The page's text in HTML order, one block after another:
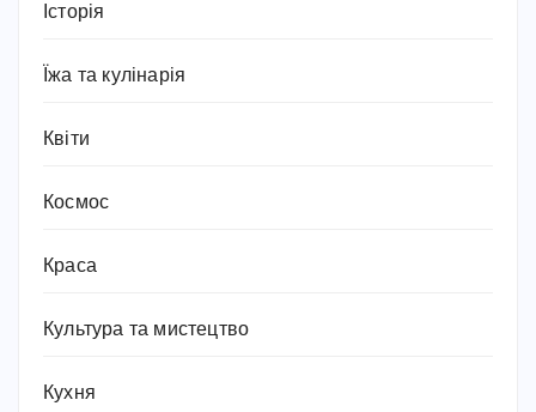
Історія
Їжа та кулінарія
Квіти
Космос
Краса
Культура та мистецтво
Кухня